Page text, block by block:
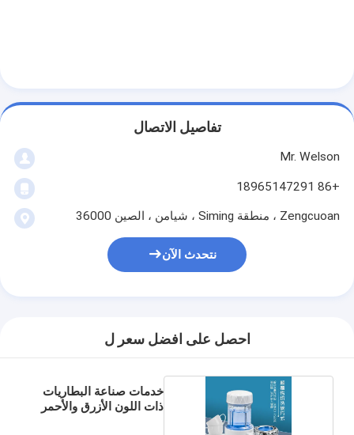
تفاصيل الاتصال
Mr. Welson
+86 18965147291
Zengcuoan ، منطقة Siming ، شيامن ، الصين 36000
نتحدث الآن
احصل على افضل سعر ل
خدمات صناعة البطاريات
ذات اللون الأزرق والأحمر